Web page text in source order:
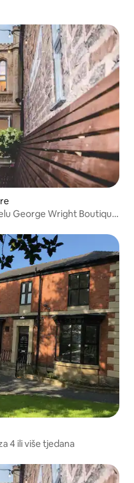
George Wright Boutique
4 ili više tjedana